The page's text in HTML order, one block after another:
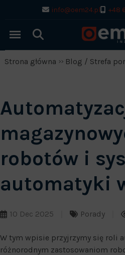
info@oem24.pl +48
Strona główna Blog / Strefa
robotów i
automatyki
10 Dec 2025 Porady
W tym wpisie przyjrzymy się roli
różnorodnym zastosowaniom